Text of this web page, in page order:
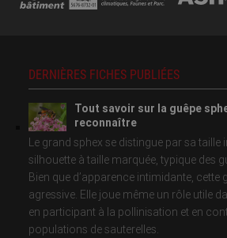
DERNIÈRES FICHES PUBLIÉES
Tout savoir sur la guêpe
reconnaître
Le grand sphex se distingue par sa taille
silhouette à taille marquée, typique des
Bien que d’apparence intimidante, cette
agressive. Elle joue même un rôle utile
en participant à la pollinisation et en
populations de sauterelles.